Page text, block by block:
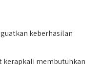
keberhasilan
kerapkali membutuhkan